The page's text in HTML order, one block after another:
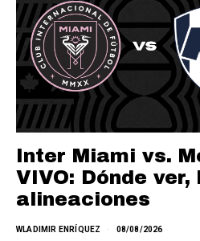
Inter Miami vs.
VIVO: Dónde
alineaciones
WLADIMIR ENRÍQUEZ 08/08/2026